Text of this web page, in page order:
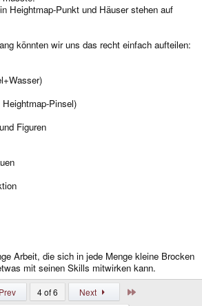
Heightmap-Punkt und Häuser stehen auf
könnten wir uns das recht einfach aufteilen:
Pinsel)
Figuren
Arbeit, die sich in jede Menge kleine Brocken
mit seinen Skills mitwirken kann.
Prev 4 of 6 Next